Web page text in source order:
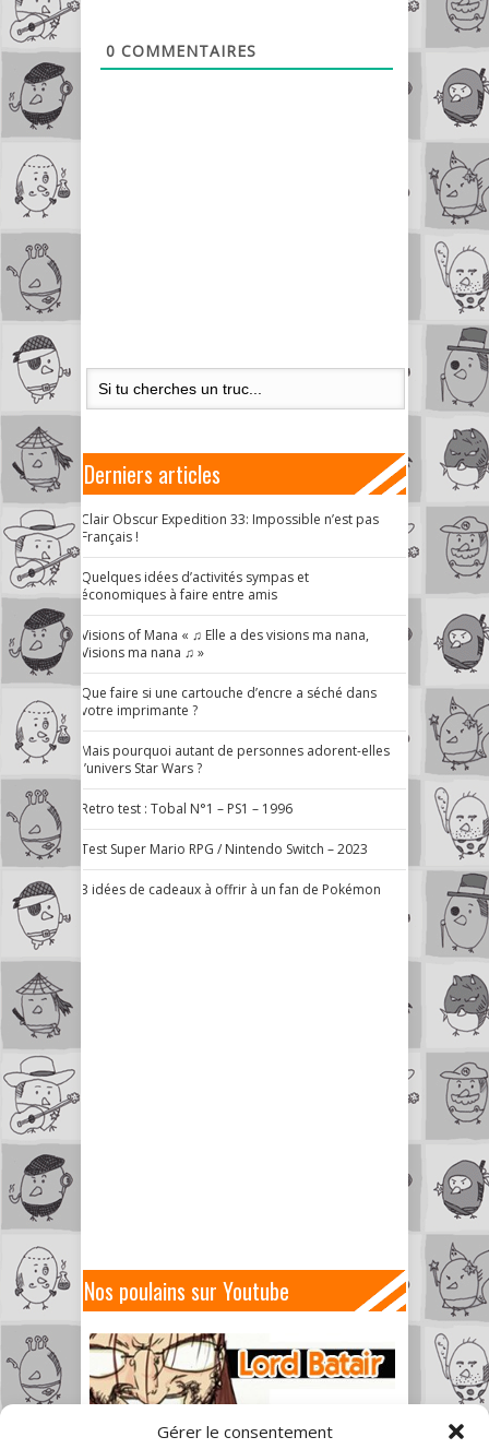
Gérer le consentement
0 COMMENTAIRES
Derniers articles
Clair Obscur Expedition 33: Impossible n’est pas
Français !
Quelques idées d’activités sympas et
économiques à faire entre amis
Visions of Mana « ♫ Elle a des visions ma nana,
Visions ma nana ♫ »
Que faire si une cartouche d’encre a séché dans
votre imprimante ?
Mais pourquoi autant de personnes adorent-elles
l’univers Star Wars ?
Retro test : Tobal N°1 – PS1 – 1996
Test Super Mario RPG / Nintendo Switch – 2023
3 idées de cadeaux à offrir à un fan de Pokémon
Nos poulains sur Youtube